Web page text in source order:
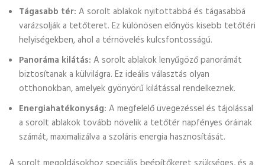
Tágasabb tér: A sorolt ablakok nyitottabbá és tágasabbá
varázsolják a tetőteret. Ez különösen előnyös kisebb tetőtéri
helyiségekben, ahol a térnövelés kulcsfontosságú.
Panoráma kilátás: A sorolt ablakok lenyűgöző panorámát
biztosítanak a külvilágra. Ez ideális választás olyan
otthonokban, amelyek gyönyörű kilátással rendelkeznek.
Energiahatékonyság: A megfelelő üvegezéssel és tájolással
a sorolt ablakok tovább növelik a tetőtér napfényes óráinak
számát, maximalizálva a szoláris energia hasznosítását.